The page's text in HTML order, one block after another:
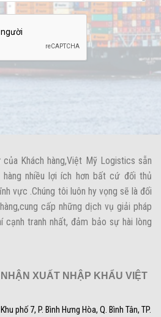
Khách hàng,Việt Mỹ Logistics sẵn
nhiều lợi ích hơn bất cứ đối thủ
vực .Chúng tôi luôn hy vọng sẽ là đối
cấp những dịch vụ giải pháp
cạnh tranh nhất, đảm bảo sự hài lòng
XUẤT NHẬP KHẨU VIỆT
phố 7, P. Bình Hưng Hòa, Q. Bình Tân, TP.